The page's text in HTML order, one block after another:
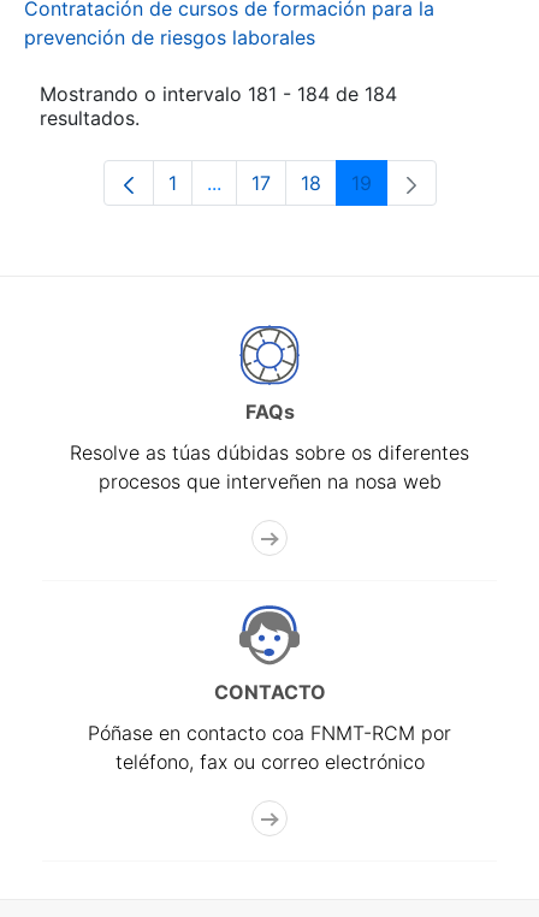
Contratación de cursos de formación para la
prevención de riesgos laborales
Mostrando o intervalo 181 - 184 de 184
resultados.
Páxina
1 ...Páxinas intermedias Use pestaña
Páxina
17 Páxina
18 Páxina
19
FAQs
Resolve as túas dúbidas sobre os diferentes
procesos que interveñen na nosa web
CONTACTO
Póñase en contacto coa FNMT-RCM por
teléfono, fax ou correo electrónico